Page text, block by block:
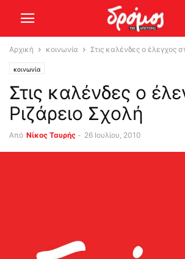
Αρχική κοινωνία Στις καλένδες ο έλεγχος
κοινωνία
Στις καλένδες ο
Ριζάρειο Σχολή
Από Νίκος Ταυρής - 26 Ιουλίου, 2010